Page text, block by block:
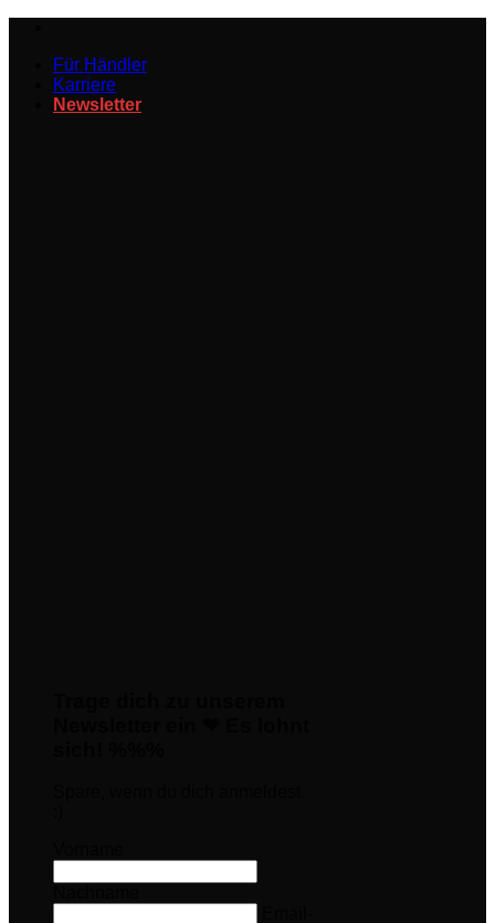
springenFür Händler
Karriere
Newsletter